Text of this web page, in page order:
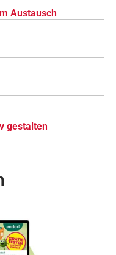
Austausch
gestalten